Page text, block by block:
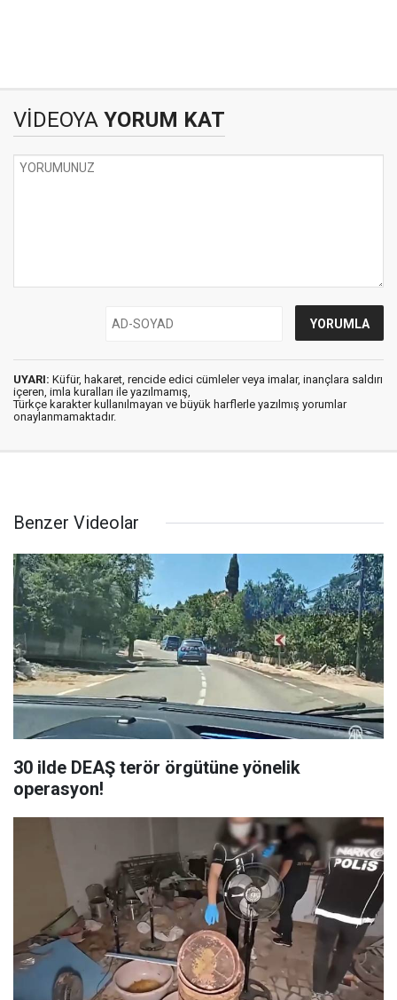
VİDEOYA YORUM KAT
UYARI: Küfür, hakaret, rencide edici cümleler veya imalar, inançlara saldırı
içeren, imla kuralları ile yazılmamış,
Türkçe karakter kullanılmayan ve büyük harflerle yazılmış yorumlar
onaylanmamaktadır.
Benzer Videolar
30 ilde DEAŞ terör örgütüne yönelik
operasyon!